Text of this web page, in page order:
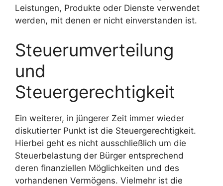
Leistungen, Produkte oder Dienste verwendet
werden, mit denen er nicht einverstanden ist.
Steuerumverteilung
und
Steuergerechtigkeit
Ein weiterer, in jüngerer Zeit immer wieder
diskutierter Punkt ist die Steuergerechtigkeit.
Hierbei geht es nicht ausschließlich um die
Steuerbelastung der Bürger entsprechend
deren finanziellen Möglichkeiten und des
vorhandenen Vermögens. Vielmehr ist die